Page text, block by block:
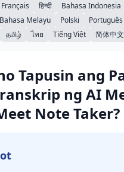
Français हिन्दी Bahasa Indonesia
Bahasa Melayu Polski Português
தமிழ் ไทย Tiếng Việt 简体中文
Tapusin ang
ng AI
Note Taker?